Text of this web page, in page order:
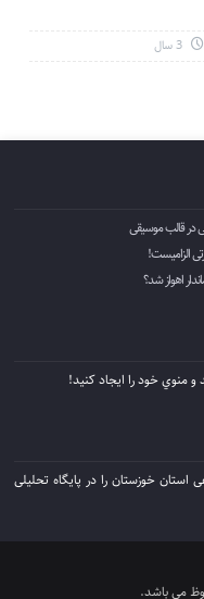
3 سال
در قالب موسیقی
الزامیست!
اهواز شد؟
منوي خود را ايجاد كنيد!
خوزستان را در پایگاه تحلیلی
می باشد.